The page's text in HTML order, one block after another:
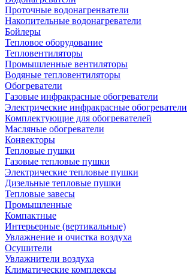
Проточные водонагренватели
Накопительные водонагреватели
Бойлеры
Тепловое оборудование
Тепловентиляторы
Промышленные вентиляторы
Водяные тепловентиляторы
Обогреватели
Газовые инфракрасные обогреватели
Электрические инфракрасные обогреватели
Комплектующие для обогревателей
Масляные обогреватели
Конвекторы
Тепловые пушки
Газовые тепловые пушки
Электрические тепловые пушки
Дизельные тепловые пушки
Тепловые завесы
Промышленные
Компактные
Интерьерные (вертикальные)
Увлажнение и очистка воздуха
Осушители
Увлажнители воздуха
Климатические комплексы